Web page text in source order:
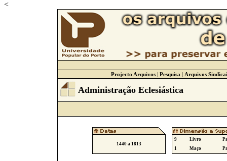
<
Projecto Arquivos| Pesquisa | Arquivos
Administração Eclesiástica
1440 a 1813
9 Livro
1
Maço